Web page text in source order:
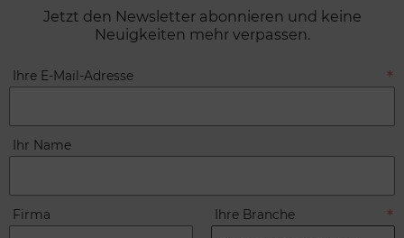
Jetzt den Newsletter abonnieren und keine
Neuigkeiten mehr verpassen.
Ihre E-Mail-Adresse
Ihr Name
Firma Ihre Branche